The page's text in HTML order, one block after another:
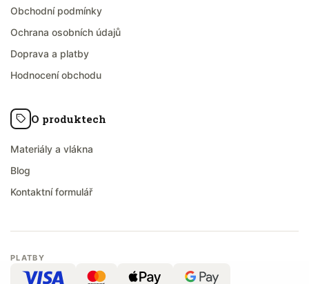
Obchodní podmínky
Ochrana osobních údajů
Doprava a platby
Hodnocení obchodu
O produktech
Materiály a vlákna
Blog
Kontaktní formulář
PLATBY